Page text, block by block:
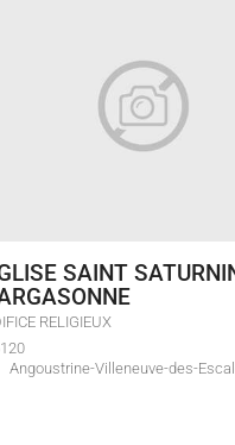
SAINT
RELIGIEUX
Angoustrine-Villeneuve-des-